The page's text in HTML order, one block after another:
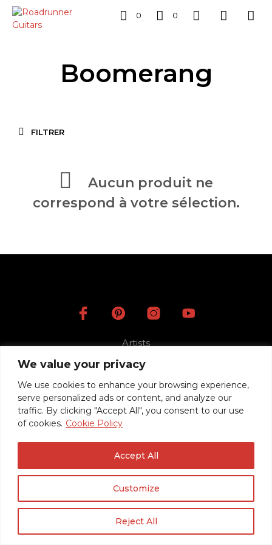
We value your privacy
We use cookies to enhance your browsing experience,
serve personalized ads or content, and analyze our
traffic. By clicking "Accept All", you consent to our use
of cookies. Cookie Policy
Customize
Reject All
Accept All
0 0
Boomerang
FILTRER
Aucun produit ne
correspond à votre sélection.
Artists
Videos
Mentions légales
Politique de confidentialité / RGPD
© 2020 Roadrunner Guitars -
Créé avec ♥ à Nancy par HANDCRAFTED.